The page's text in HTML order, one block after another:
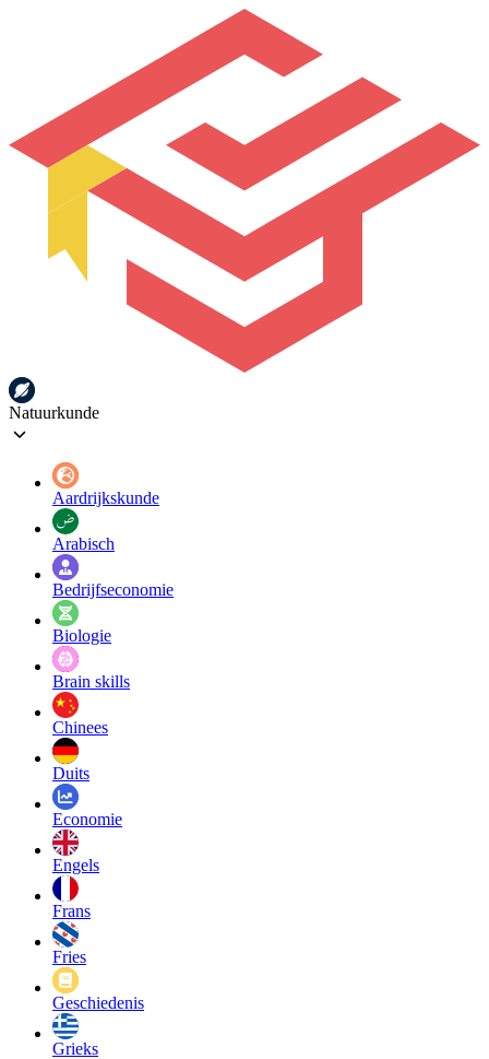
Natuurkunde
Aardrijkskunde
Arabisch
Bedrijfseconomie
Biologie
Brain skills
Chinees
Duits
Economie
Engels
Frans
Fries
Geschiedenis
Grieks